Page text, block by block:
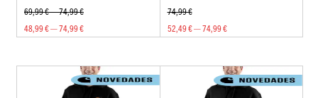
69,99 € — 74,99 €
48,99 € — 74,99 €
74,99 €
52,49 € — 74,99 €